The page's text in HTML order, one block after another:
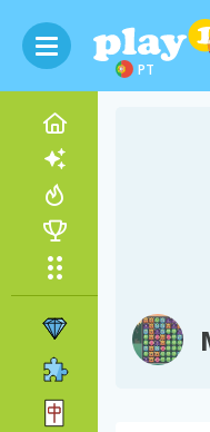
PT